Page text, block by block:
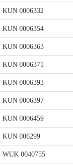
KUN 0006332
KUN 0006354
KUN 0006363
KUN 0006371
KUN 0006393
KUN 0006397
KUN 0006459
KUN 006299
WUK 0040755